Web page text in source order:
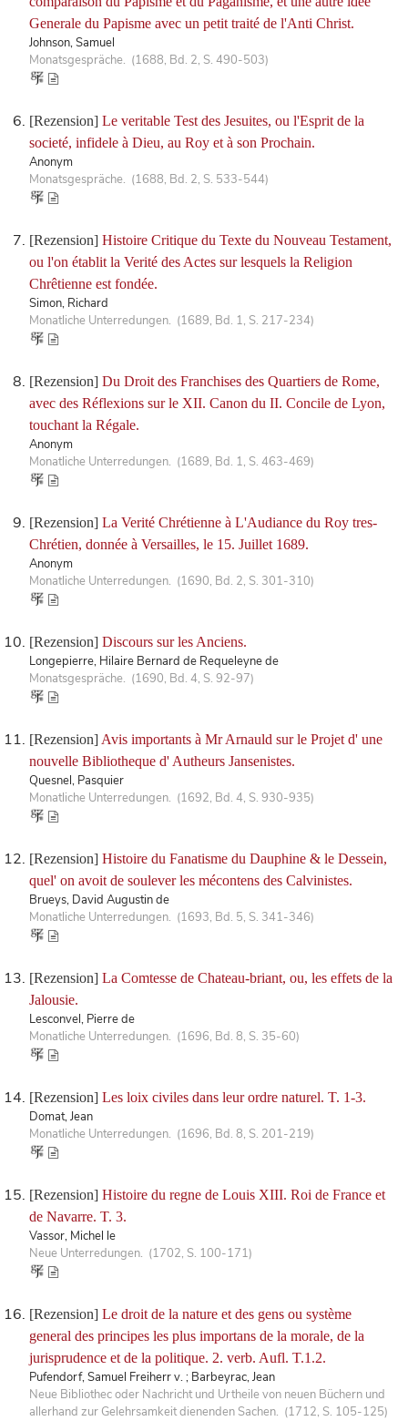
Generale du Papisme avec un petit traité de l'Anti Christ.
Johnson, Samuel
Monatsgespräche. (1688, Bd. 2, S. 490-503)
[Rezension] Le veritable Test des Jesuites, ou l'Esprit de la
societé, infidele à Dieu, au Roy et à son Prochain.
Anonym
Monatsgespräche. (1688, Bd. 2, S. 533-544)
[Rezension] Histoire Critique du Texte du Nouveau Testament,
ou l'on établit la Verité des Actes sur lesquels la Religion
Chrêtienne est fondée.
Simon, Richard
Monatliche Unterredungen. (1689, Bd. 1, S. 217-234)
[Rezension] Du Droit des Franchises des Quartiers de Rome,
avec des Réflexions sur le XII. Canon du II. Concile de Lyon,
touchant la Régale.
Anonym
Monatliche Unterredungen. (1689, Bd. 1, S. 463-469)
[Rezension] La Verité Chrétienne à L'Audiance du Roy tres-
Chrétien, donnée à Versailles, le 15. Juillet 1689.
Anonym
Monatliche Unterredungen. (1690, Bd. 2, S. 301-310)
[Rezension] Discours sur les Anciens.
Longepierre, Hilaire Bernard de Requeleyne de
Monatsgespräche. (1690, Bd. 4, S. 92-97)
[Rezension] Avis importants à Mr Arnauld sur le Projet d' une
nouvelle Bibliotheque d' Autheurs Jansenistes.
Quesnel, Pasquier
Monatliche Unterredungen. (1692, Bd. 4, S. 930-935)
[Rezension] Histoire du Fanatisme du Dauphine & le Dessein,
quel' on avoit de soulever les mécontens des Calvinistes.
Brueys, David Augustin de
Monatliche Unterredungen. (1693, Bd. 5, S. 341-346)
[Rezension] La Comtesse de Chateau-briant, ou, les effets de la
Jalousie.
Lesconvel, Pierre de
Monatliche Unterredungen. (1696, Bd. 8, S. 35-60)
[Rezension] Les loix civiles dans leur ordre naturel. T. 1-3.
Domat, Jean
Monatliche Unterredungen. (1696, Bd. 8, S. 201-219)
[Rezension] Histoire du regne de Louis XIII. Roi de France et
de Navarre. T. 3.
Vassor, Michel le
Neue Unterredungen. (1702, S. 100-171)
[Rezension] Le droit de la nature et des gens ou système
general des principes les plus importans de la morale, de la
jurisprudence et de la politique. 2. verb. Aufl. T.1.2.
Pufendorf, Samuel Freiherr v. ; Barbeyrac, Jean
Neue Bibliothec oder Nachricht und Urtheile von neuen Büchern und
allerhand zur Gelehrsamkeit dienenden Sachen. (1712, S. 105-125)